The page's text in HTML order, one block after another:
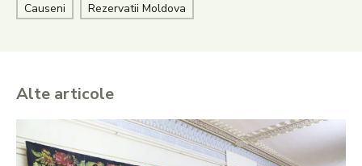
Causeni Rezervatii Moldova
Alte articole